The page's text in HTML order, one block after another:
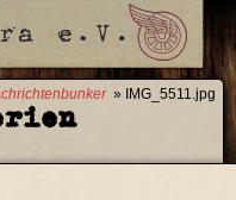
» IMG_5511.jpg